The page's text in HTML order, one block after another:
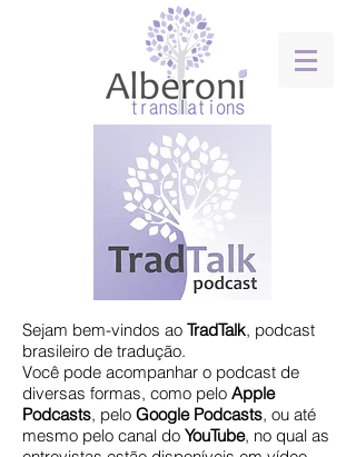
Sejam bem-vindos ao TradTalk, podcast
brasileiro de tradução.
​Você pode acompanhar o podcast de
diversas formas, como pelo Apple
Podcasts, pelo Google Podcasts, ou até
mesmo pelo canal do YouTube, no qual as